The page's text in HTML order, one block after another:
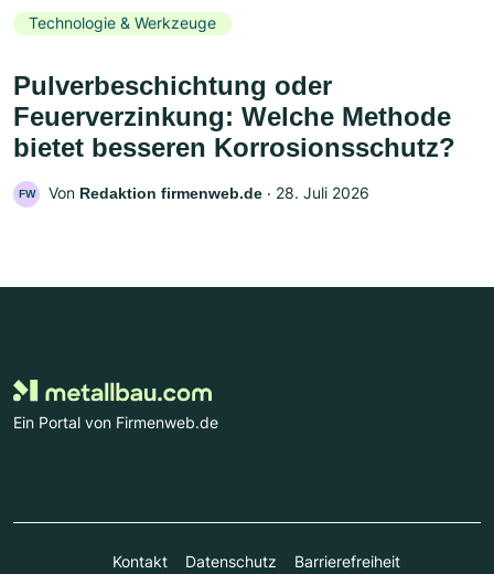
Technologie & Werkzeuge
Pulverbeschichtung oder
Feuerverzinkung: Welche Methode
bietet besseren Korrosionsschutz?
FW Von Redaktion firmenweb.de ‧ 28. Juli 2026
Ein Portal von Firmenweb.de
Kontakt Datenschutz Barrierefreiheit